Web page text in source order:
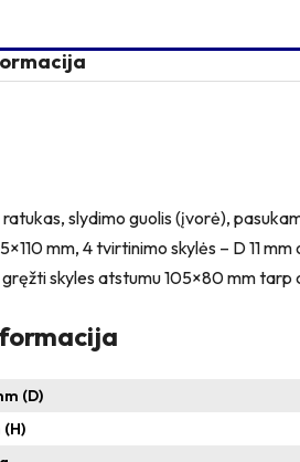
slydimo guolis (įvorė),
mm, 4 tvirtinimo skylės – D 11
skyles atstumu 105×80 mm tarp
(D)